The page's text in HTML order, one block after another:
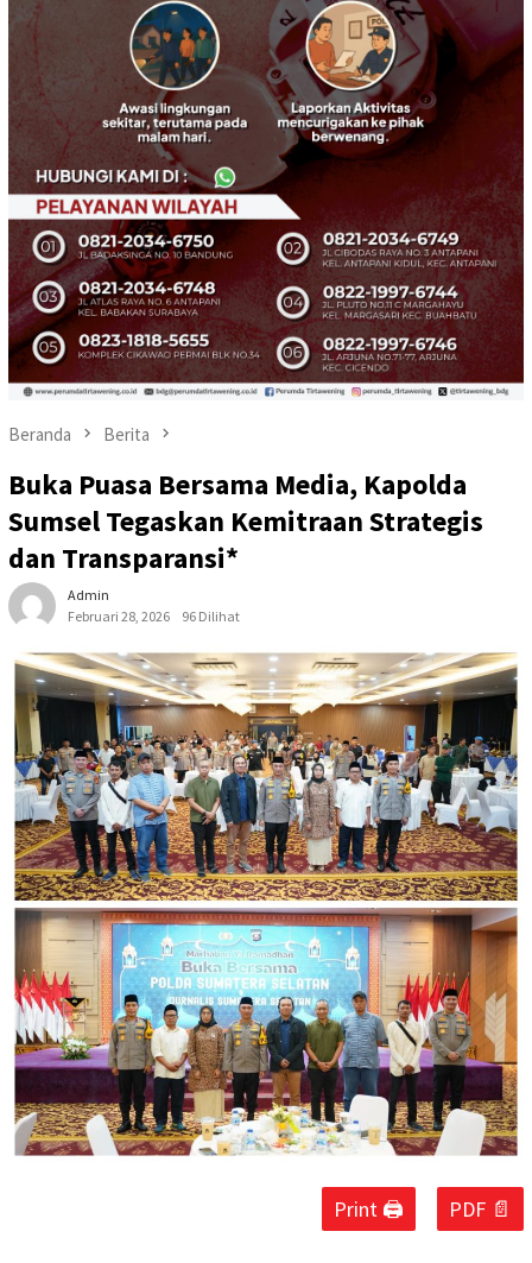
Beranda Berita
Buka Puasa Bersama Media, Kapolda
Sumsel Tegaskan Kemitraan Strategis
dan Transparansi*
Admin
Februari 28, 2026
96 Dilihat
Print 🖨 PDF 📄